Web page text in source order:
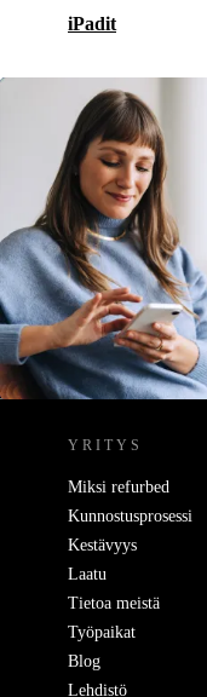
iPadit
Liity
Älä
REFURBED
YRITYS
Miksi refurbed
Kunnostusprosessi
Kestävyys
Laatu
Tietoa meistä
Työpaikat
Blog
Lehdistö